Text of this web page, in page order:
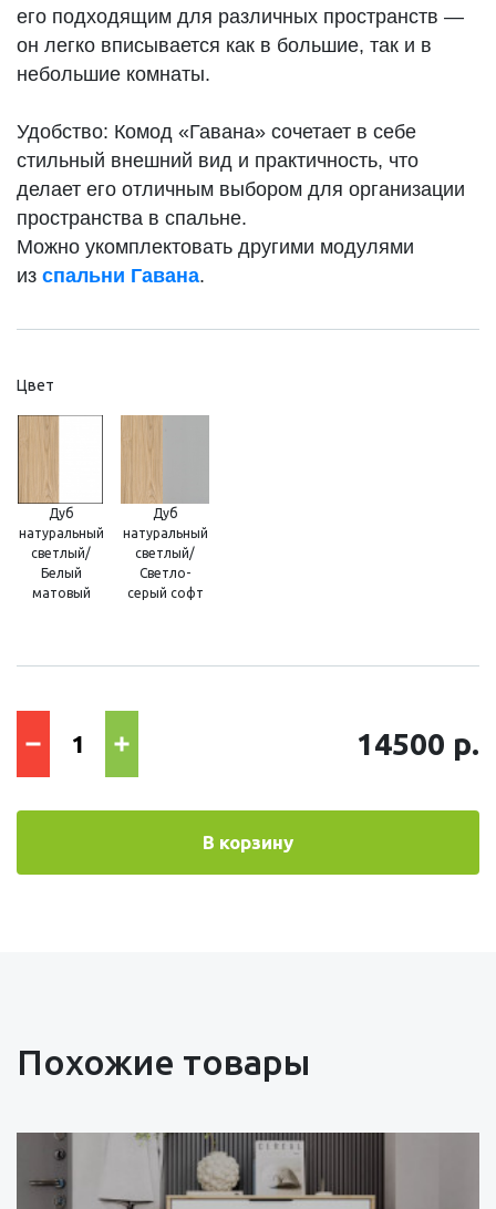
его подходящим для различных пространств —
он легко вписывается как в большие, так и в
небольшие комнаты.
Удобство: Комод «Гавана» сочетает в себе
стильный внешний вид и практичность, что
делает его отличным выбором для организации
пространства в спальне.
Можно укомплектовать другими модулями
из спальни Гавана.
Цвет
Дуб
натуральный
светлый/
Белый
матовый
Дуб
натуральный
светлый/
Светло-
серый софт
14500 р.
В корзину
Похожие товары